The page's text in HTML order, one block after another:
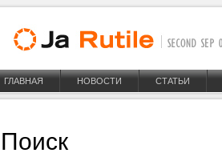
ГЛАВНАЯ НОВОСТИ СТАТЬИ
Поиск